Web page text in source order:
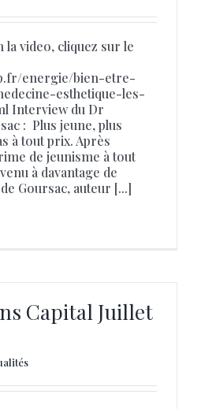
la video, cliquez sur le
energie/bien-etre-
esthetique-les-
Interview du Dr
: Plus jeune, plus
à tout prix. Après
de jeunisme à tout
à davantage de
Goursac, auteur [...]
Capital Juillet